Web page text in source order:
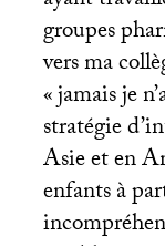
groupes
vers ma
«jamais je
stratégie
Asie et en
enfants à